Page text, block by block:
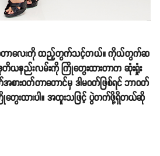
B ဆိုတာလေးကို ထည့်တွက်သင့်တယ်။ ကိုယ်တွက်ဆ
တိယနည်းလမ်းကို ကြိုတွေးထားတာက ဆုံးရှုံး
ားဝတ်တာတောင်မှ ဒါမဝတ်ဖြစ်ရင် ဘာဝတ်
တွေးထားပါ။ အထူးသဖြင့် ပွဲတက်ဖို့ရှိတယ်ဆို